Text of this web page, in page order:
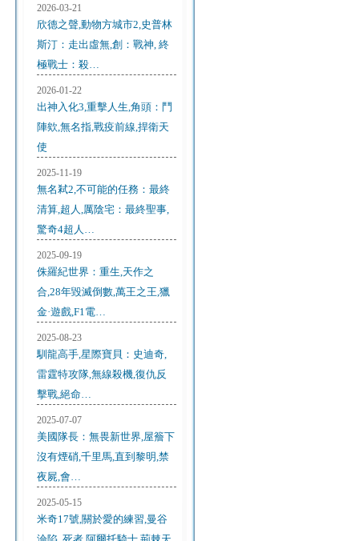
2026-03-21
欣德之聲,動物方城市2,史普林
斯汀：走出虛無,創：戰神, 終
極戰士：殺…
2026-01-22
出神入化3,重擊人生,角頭：鬥
陣欸,無名指,戰疫前線,捍衛天
使
2025-11-19
無名弒2,不可能的任務：最終
清算,超人,厲陰宅：最終聖事,
驚奇4超人…
2025-09-19
侏羅紀世界：重生,天作之
合,28年毀滅倒數,萬王之王,獵
金·遊戲,F1電…
2025-08-23
馴龍高手,星際寶貝：史迪奇,
雷霆特攻隊,無線殺機,復仇反
擊戰,絕命…
2025-07-07
美國隊長：無畏新世界,屋簷下
沒有煙硝,千里馬,直到黎明,禁
夜屍,會…
2025-05-15
米奇17號,關於愛的練習,曼谷